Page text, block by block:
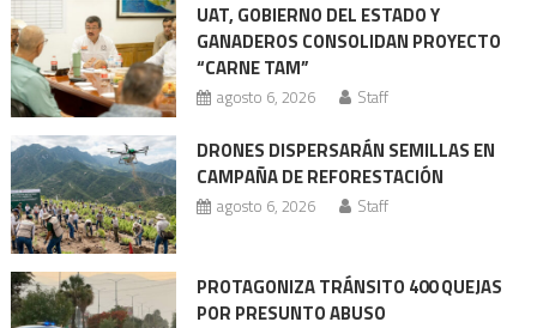
UAT, GOBIERNO DEL ESTADO Y
GANADEROS CONSOLIDAN PROYECTO
“CARNE TAM”
agosto 6, 2026 Staff
DRONES DISPERSARÁN SEMILLAS EN
CAMPAÑA DE REFORESTACIÓN
agosto 6, 2026 Staff
PROTAGONIZA TRÁNSITO 400 QUEJAS
POR PRESUNTO ABUSO